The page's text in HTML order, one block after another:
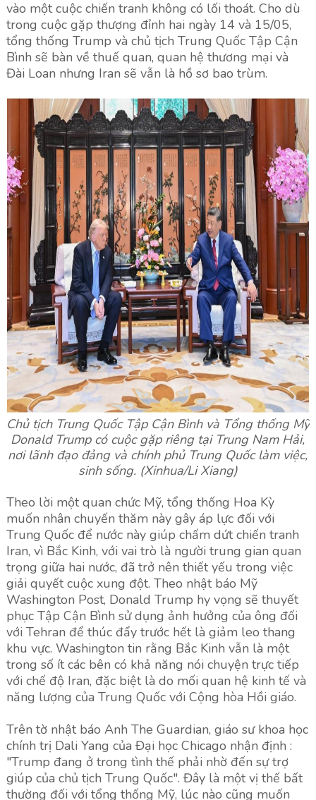
vào một cuộc chiến tranh không có lối thoát. Cho dù
trong cuộc gặp thượng đỉnh hai ngày 14 và 15/05,
tổng thống Trump và chủ tịch Trung Quốc Tập Cận
Bình sẽ bàn về thuế quan, quan hệ thương mại và
Đài Loan nhưng Iran sẽ vẫn là hồ sơ bao trùm.
Chủ tịch Trung Quốc Tập Cận Bình và Tổng thống Mỹ
Donald Trump có cuộc gặp riêng tại Trung Nam Hải,
nơi lãnh đạo đảng và chính phủ Trung Quốc làm việc,
sinh sống. (Xinhua/Li Xiang)
Theo lời một quan chức Mỹ, tổng thống Hoa Kỳ
muốn nhân chuyến thăm này gây áp lực đối với
Trung Quốc để nước này giúp chấm dứt chiến tranh
Iran, vì Bắc Kinh, với vai trò là người trung gian quan
trọng giữa hai nước, đã trở nên thiết yếu trong việc
giải quyết cuộc xung đột. Theo nhật báo Mỹ
Washington Post, Donald Trump hy vọng sẽ thuyết
phục Tập Cận Bình sử dụng ảnh hưởng của ông đối
với Tehran để thúc đẩy trước hết là giảm leo thang
khu vực. Washington tin rằng Bắc Kinh vẫn là một
trong số ít các bên có khả năng nói chuyện trực tiếp
với chế độ Iran, đặc biệt là do mối quan hệ kinh tế và
năng lượng của Trung Quốc với Cộng hòa Hồi giáo.
Trên tờ nhật báo Anh The Guardian, giáo sư khoa học
chính trị Dali Yang của Đại học Chicago nhận định :
"Trump đang ở trong tình thế phải nhờ đến sự trợ
giúp của chủ tịch Trung Quốc". Đây là một vị thế bất
thường đối với tổng thống Mỹ, lúc nào cũng muốn